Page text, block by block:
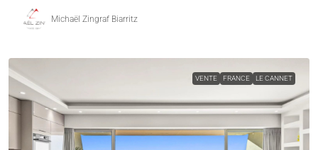
Michaël Zingraf Biarritz
VENTE FRANCE LE CANNET